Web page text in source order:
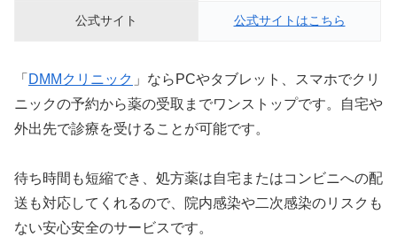
公式サイト 公式サイトはこちら
「 DMMクリニック 」ならPCやタブレット、スマホでクリ
ニックの予約から薬の受取までワンストップです。自宅や
外出先で診療を受けることが可能です。
待ち時間も短縮でき、処方薬は自宅またはコンビニへの配
送も対応してくれるので、院内感染や二次感染のリスクも
ない安心安全のサービスです。